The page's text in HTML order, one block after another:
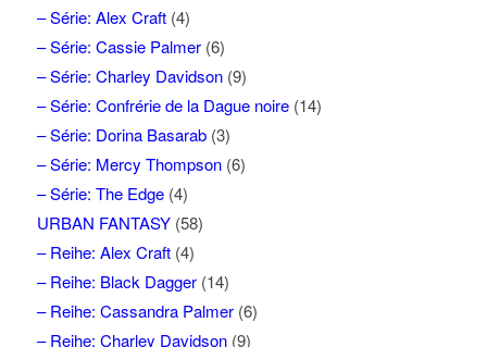
– Série: Alex Craft(4)
– Série: Cassie Palmer(6)
– Série: Charley Davidson(9)
– Série: Confrérie de la Dague noire(14)
– Série: Dorina Basarab(3)
– Série: Mercy Thompson(6)
– Série: The Edge(4)
URBAN FANTASY(58)
– Reihe: Alex Craft(4)
– Reihe: Black Dagger(14)
– Reihe: Cassandra Palmer(6)
– Reihe: Charley Davidson(9)